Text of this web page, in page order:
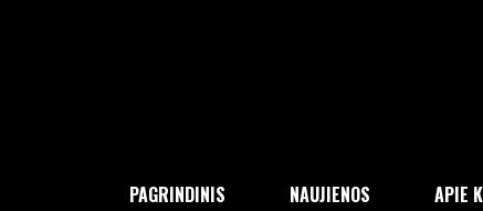
PAGRINDINIS NAUJIENOS APIE